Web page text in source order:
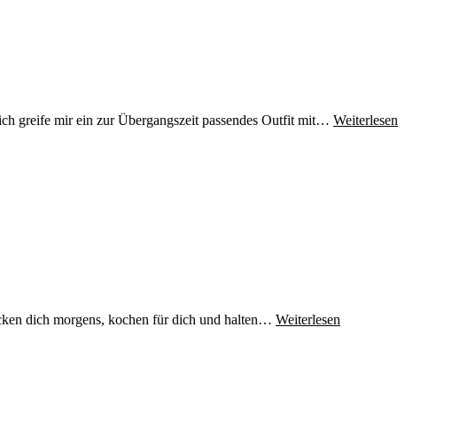
greife mir ein zur Übergangszeit passendes Outfit mit… Weiterlesen
dich morgens, kochen für dich und halten… Weiterlesen